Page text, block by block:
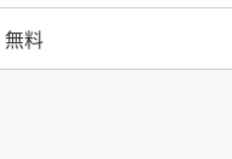
無料